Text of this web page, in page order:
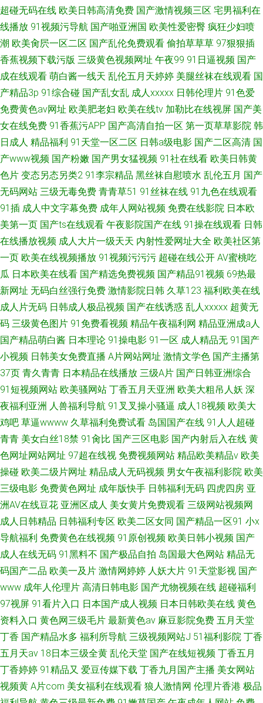
超碰无码在线 欧美日韩高清免费 国产激情视频三区 宅男福利在
线播放 91视频污导航 国产啪亚洲国 欧美性爱密臀 疯狂少妇喷
潮 欧美肏屄一区二区 国产乱伦免费观看 偷拍草草草 97狠狠插
香蕉视频下载污版 三级黄色视频网址 午夜99 91日逼视频 国产
成在线观看 萌白酱一线天 乱伦五月天婷婷 美腿丝袜在线观看 国
产精品3p 91综合碰 国产乱女乱 成人xxxxx 日韩伦理片 91色爱
免费黄色av网址 欧美肥老妇 欧美在线tv 加勒比在线视屏 国产美
女在线免费 91香蕉污APP 国产高清自拍一区 第一页草草影院 韩
日成人 精品福利 91天堂一区二区 日韩a级电影 国产二区高清 国
产www视频 国产粉嫩 国产男女猛视频 91社在线看 欧美日韩黄
色片 变态另态另类2 91李宗精品 黑丝袜自慰喷水 乱伦五月 国产
无码网站 三级无毒免费 青青草51 91丝袜在线 91九色在线观看
91插 成人中文字幕免费 成年人网站视频 免费在线影院 日本欧
美第一页 国产ts在线观看 午夜影院国产在线 91操在线观看 日韩
在线播放视频 成人大片一级天天 内射性爱网址大全 欧美社区第
一页 欧美在线视频播放 91视频污污污 超碰在线公开 AV蜜桃吃
瓜 日本欧美在线看 国产精选免费视频 国产精品91视频 69热最
新网址 无码白丝强行免费 激情影院日韩 久草123 福利欧美在线
成人片无码 日韩成人极品视频 国产在线诱惑 乱人xxxxx 超黄无
码 三级黄色图片 91免费看视频 精品午夜福利网 精品亚洲成a人
国产精品萌白酱 日本理论 91操电影 91一区 成人精品无 91国产
小视频 日韩美女免费直播 A片网站网址 激情文学色 国产主播第
37页 青久青青 日本精品在线播放 三级A片 国产日韩亚洲综合
91短视频网站 欧美骚网站 丁香五月天亚洲 欧美大粗吊人妖 深
夜福利亚洲 人兽福利导航 91叉叉操小骚逼 成人18视频 欧美大
鸡吧 草逼wwww 久草福利免费试看 岛国国产在线 91人人超碰
青青 美女白丝18禁 91肏比 国产三区电影 国产内射后入在线 黄
色网址网站网址 97超在线视 免费视频网站 精品欧美精品v 欧美
操碰 欧美二级片网址 精品成人无码视频 男女午夜福利影院 欧美
三级电影 免费黄色网址 成年版快手 日韩福利无码 四虎四房 亚
洲AV在线豆花 亚洲区成人 美女黄片免费观看 三级网站视频网
成人日韩精品 日韩福利专区 欧美二区女同 国产精品一区91 小x
导航福利 免费黄色在线视频 91原创视频 欧美日韩小视频 国产
成人在线无码 91黑料不 国产极品自拍 岛国最大色网站 精品无
码国产二品 欧美一及片 激情网婷婷 人妖大片 91天堂影视 国产
www 成年人伦理片 高清日韩电影 国产尤物视频在线 超碰福利
97视屏 91看片入口 日本国产成人视频 日本日韩欧美在线 黄色
资料入口 黄色网三级毛片 最新黄色av 麻豆影院免费 五月天堂
丁香 国产精品水多 福利所导航 三级视频网站J 51福利影院 丁香
五月天av 18日本三级全黄 乱伦天堂 国产在线短视频 丁香五月
丁香婷婷 91精品又 爱豆传媒下载 丁香九月国产主播 美女网站
视频黄 A片com 美女福利在线观看 狼人激情网 伦理片香港 极品